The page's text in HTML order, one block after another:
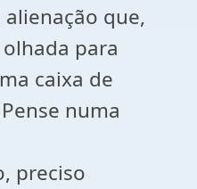
que,
para
caixa de
numa
preciso